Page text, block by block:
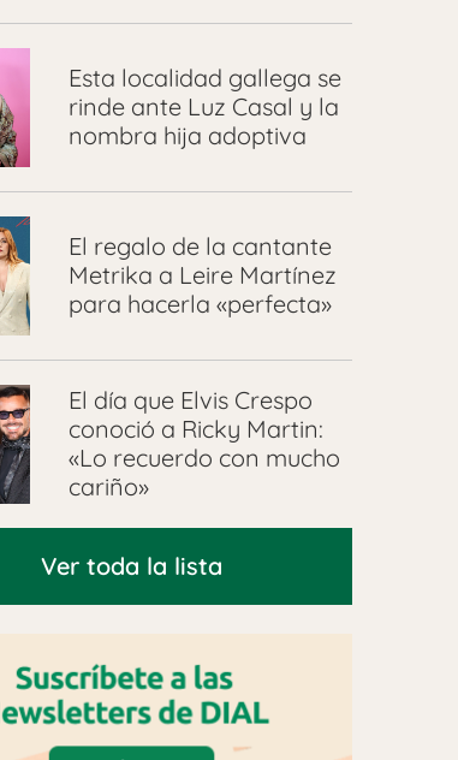
Esta localidad gallega se
rinde ante Luz Casal y la
nombra hija adoptiva
El regalo de la cantante
Metrika a Leire Martínez
para hacerla «perfecta»
El día que Elvis Crespo
conoció a Ricky Martin:
«Lo recuerdo con mucho
cariño»
Ver toda la lista